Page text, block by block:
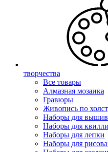
творчества
Все товары
Алмазная мозаика
Гравюры
Живопись по
Наборы для
Наборы для
Наборы для лепки
Наборы для